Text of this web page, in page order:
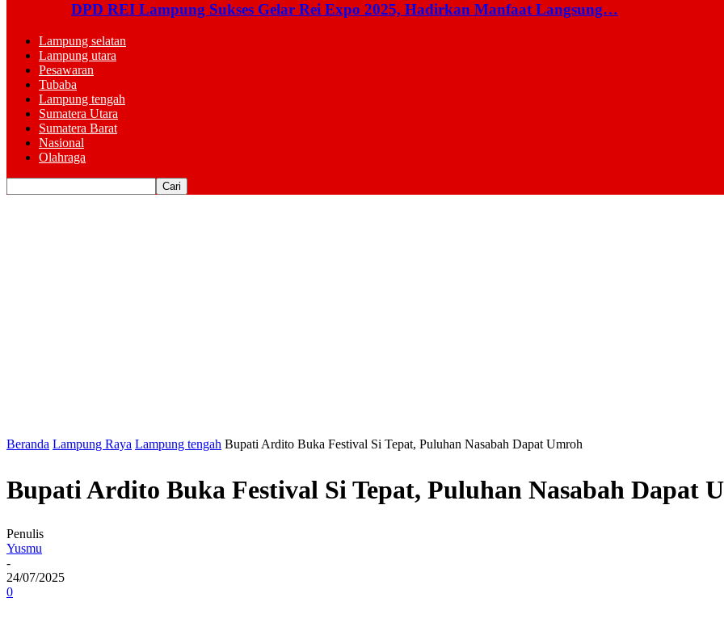
DPD REI Lampung Sukses Gelar Rei Expo 2025, Hadirkan Manfaat Langsung…
Lampung selatan
Lampung utara
Pesawaran
Tubaba
Lampung tengah
Sumatera Utara
Sumatera Barat
Nasional
Olahraga
Beranda Lampung Raya Lampung tengah Bupati Ardito Buka Festival Si Tepat, Puluhan Nasabah Dapat Umroh
Bupati Ardito Buka Festival Si Tepat, Puluhan Nasabah Dapat
Penulis
Yusmu
-
24/07/2025
0